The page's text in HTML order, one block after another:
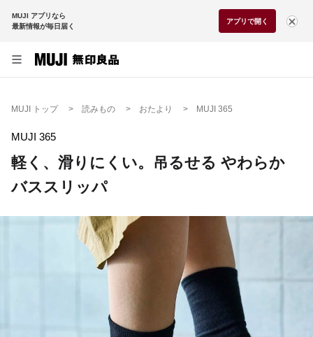
MUJI アプリなら
最新情報が毎日届く
アプリで開く
MUJI トップ 読みもの おたより MUJI 365
MUJI 365
軽く、滑りにくい。吊るせる やわらか
バススリッパ